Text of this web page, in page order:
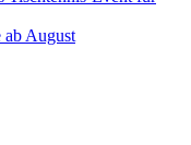
August